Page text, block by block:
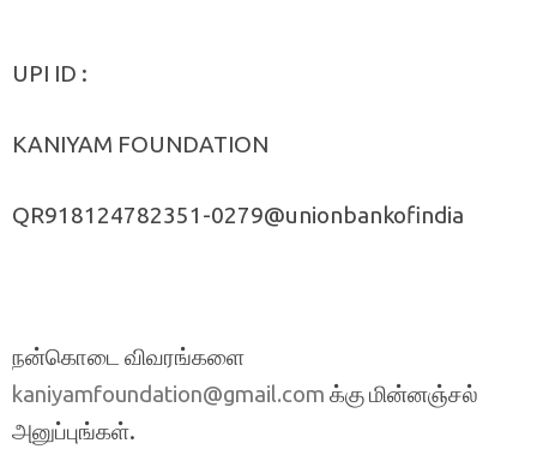
UPI ID :
KANIYAM FOUNDATION
QR918124782351-0279@unionbankofindia
நன்கொடை விவரங்களை
kaniyamfoundation@gmail.com க்கு மின்னஞ்சல்
அனுப்புங்கள்.